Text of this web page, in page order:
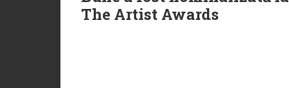
The Artist Awards